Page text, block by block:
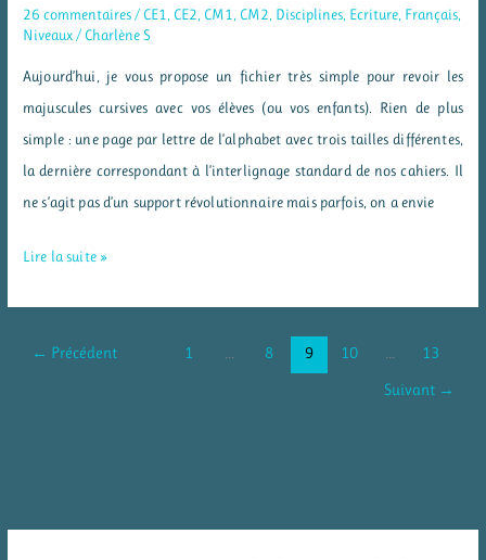
26 commentaires / CE1 CE2 CM1 CM2 Disciplines Ecriture Français
Niveaux / Charlène S
Aujourd’hui, je vous propose un fichier très simple pour revoir les
majuscules cursives avec vos élèves (ou vos enfants). Rien de plus
simple : une page par lettre de l’alphabet avec trois tailles différentes,
la dernière correspondant à l’interlignage standard de nos cahiers. Il
ne s’agit pas d’un support révolutionnaire mais parfois, on a envie
Un
Lire la suite »
← Précédent 1 … 8 9 10 … 13
Suivant →